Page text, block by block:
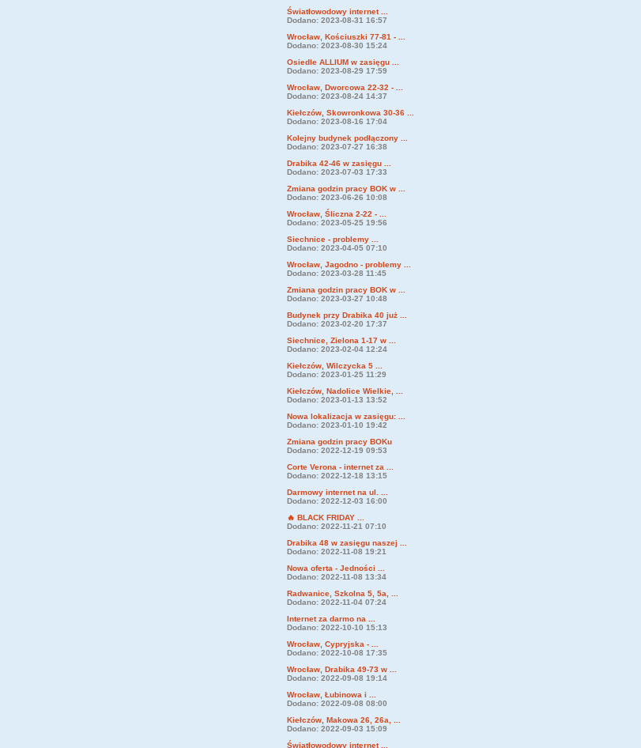
Światłowodowy internet ...
Dodano: 2023-08-31 16:57
Wrocław, Kościuszki 77-81 - ...
Dodano: 2023-08-30 15:24
Osiedle ALLIUM w zasięgu ...
Dodano: 2023-08-29 17:59
Wrocław, Dworcowa 22-32 - ...
Dodano: 2023-08-24 14:37
Kiełczów, Skowronkowa 30-36 ...
Dodano: 2023-08-16 17:04
Kolejny budynek podłączony ...
Dodano: 2023-07-27 16:38
Drabika 42-46 w zasięgu ...
Dodano: 2023-07-03 17:33
Zmiana godzin pracy BOK w ...
Dodano: 2023-06-26 10:08
Wrocław, Śliczna 2-22 - ...
Dodano: 2023-05-25 19:56
Siechnice - problemy ...
Dodano: 2023-04-05 07:10
Wrocław, Jagodno - problemy ...
Dodano: 2023-03-28 11:45
Zmiana godzin pracy BOK w ...
Dodano: 2023-03-27 10:48
Budynek przy Drabika 40 już ...
Dodano: 2023-02-20 17:37
Siechnice, Zielona 1-17 w ...
Dodano: 2023-02-04 12:24
Kiełczów, Wilczycka 5 ...
Dodano: 2023-01-25 11:29
Kiełczów, Nadolice Wielkie, ...
Dodano: 2023-01-13 13:52
Nowa lokalizacja w zasięgu: ...
Dodano: 2023-01-10 19:42
Zmiana godzin pracy BOKu
Dodano: 2022-12-19 09:53
Corte Verona - internet za ...
Dodano: 2022-12-18 13:15
Darmowy internet na ul. ...
Dodano: 2022-12-03 16:00
🔥 BLACK FRIDAY ...
Dodano: 2022-11-21 07:10
Drabika 48 w zasięgu naszej ...
Dodano: 2022-11-08 19:21
Nowa oferta - Jedności ...
Dodano: 2022-11-08 13:34
Radwanice, Szkolna 5, 5a, ...
Dodano: 2022-11-04 07:24
Internet za darmo na ...
Dodano: 2022-10-10 15:13
Wrocław, Cypryjska - ...
Dodano: 2022-10-08 17:35
Wrocław, Drabika 49-73 w ...
Dodano: 2022-09-08 19:14
Wrocław, Łubinowa i ...
Dodano: 2022-09-08 08:00
Kiełczów, Makowa 26, 26a, ...
Dodano: 2022-09-03 15:09
Światłowodowy internet ...